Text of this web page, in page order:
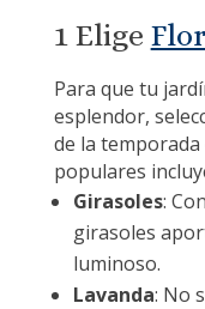
1 Elige
Para que tu
esplendor,
de la
populares
Girasoles:
girasoles
luminoso.
Lavanda: No